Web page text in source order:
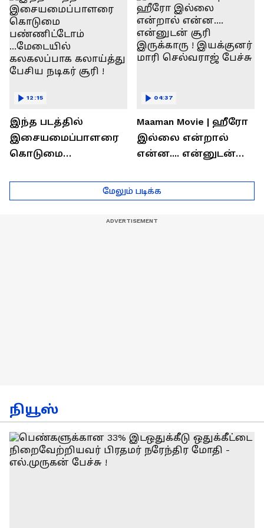
தெரியுமா?
லோகேஷ் கனகராஜ்
பேச்சு !
இந்த படத்தில்
இசையமைப்பாளரை
கொடுமை
...மேடையில்
கலகலப்பாக
12:15
Maaman Movie | ஹீரோ
இல்லை என்றால்
என்ன.... என்னுடன்
இயக்குனர் மாரி
செல்வராஜ் பேச்சு
04:37
மேலும் படிக்க
நியூஸ்